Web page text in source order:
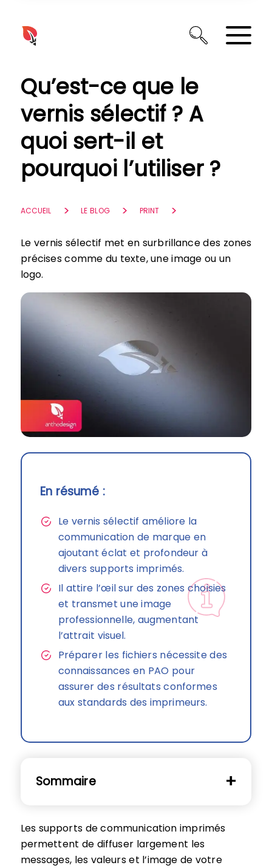
Qu’est-ce que le
vernis sélectif ? A
quoi sert-il et
pourquoi l’utiliser ?
ACCUEIL LE BLOG PRINT
Le vernis sélectif met en surbrillance des zones
précises comme du texte, une image ou un
logo.
En résumé :
Le vernis sélectif améliore la
communication de marque en
ajoutant éclat et profondeur à
divers supports imprimés.
Il attire l’œil sur des zones choisies
et transmet une image
professionnelle, augmentant
l’attrait visuel.
Préparer les fichiers nécessite des
connaissances en PAO pour
assurer des résultats conformes
aux standards des imprimeurs.
Sommaire
Les supports de communication imprimés
permettent de diffuser largement les
messages, les valeurs et l’image de votre